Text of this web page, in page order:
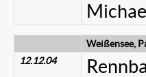
Weißensee,
12.12.04